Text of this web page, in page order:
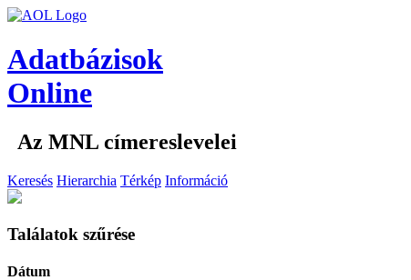
Adatbázisok
Online
Az MNL címereslevelei
Keresés Hierarchia Térkép Információ
Találatok szűrése
Dátum